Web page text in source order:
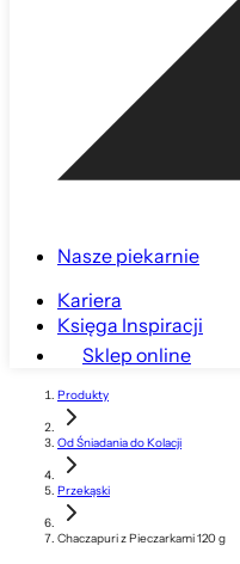
Nasze piekarnie
Kariera
Księga Inspiracji
Sklep online
Produkty
Od Śniadania do Kolacji
Przekąski
Chaczapuri z Pieczarkami 120 g